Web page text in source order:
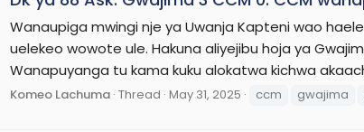
Wanaupiga mwingi nje ya Uwanja Kapteni wao
uelekeo wowote ule. Hakuna aliyejibu hoja ya
Wanapuyanga tu kama kuku alokatwa kichwa
Komeo Lachuma Thread May 31, 2025 ccm gwajima